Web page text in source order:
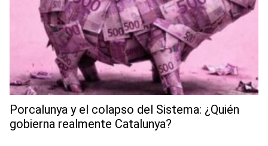
Porcalunya y el colapso del Sistema: ¿Quién
gobierna realmente Catalunya?